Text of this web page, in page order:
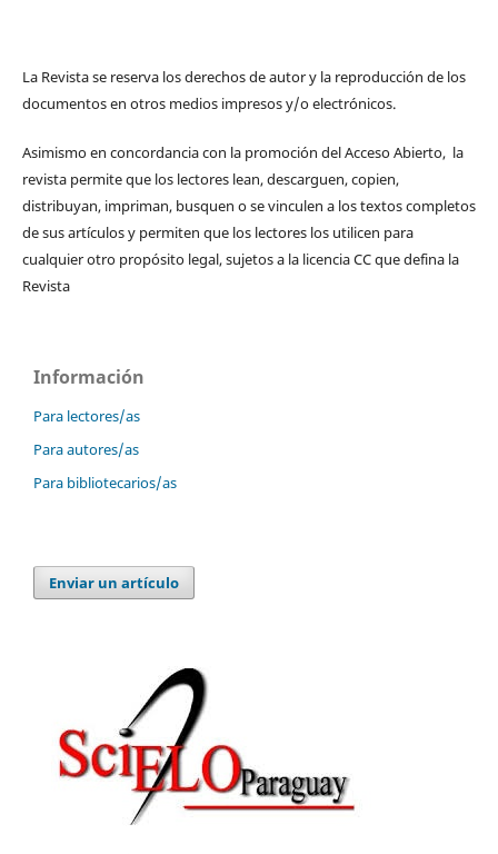
La Revista se reserva los derechos de autor y la reproducción de los
documentos en otros medios impresos y/o electrónicos.
Asimismo en concordancia con la promoción del Acceso Abierto, la
revista permite que los lectores lean, descarguen, copien,
distribuyan, impriman, busquen o se vinculen a los textos completos
de sus artículos y permiten que los lectores los utilicen para
cualquier otro propósito legal, sujetos a la licencia CC que defina la
Revista
Información
Para lectores/as
Para autores/as
Para bibliotecarios/as
Enviar un artículo